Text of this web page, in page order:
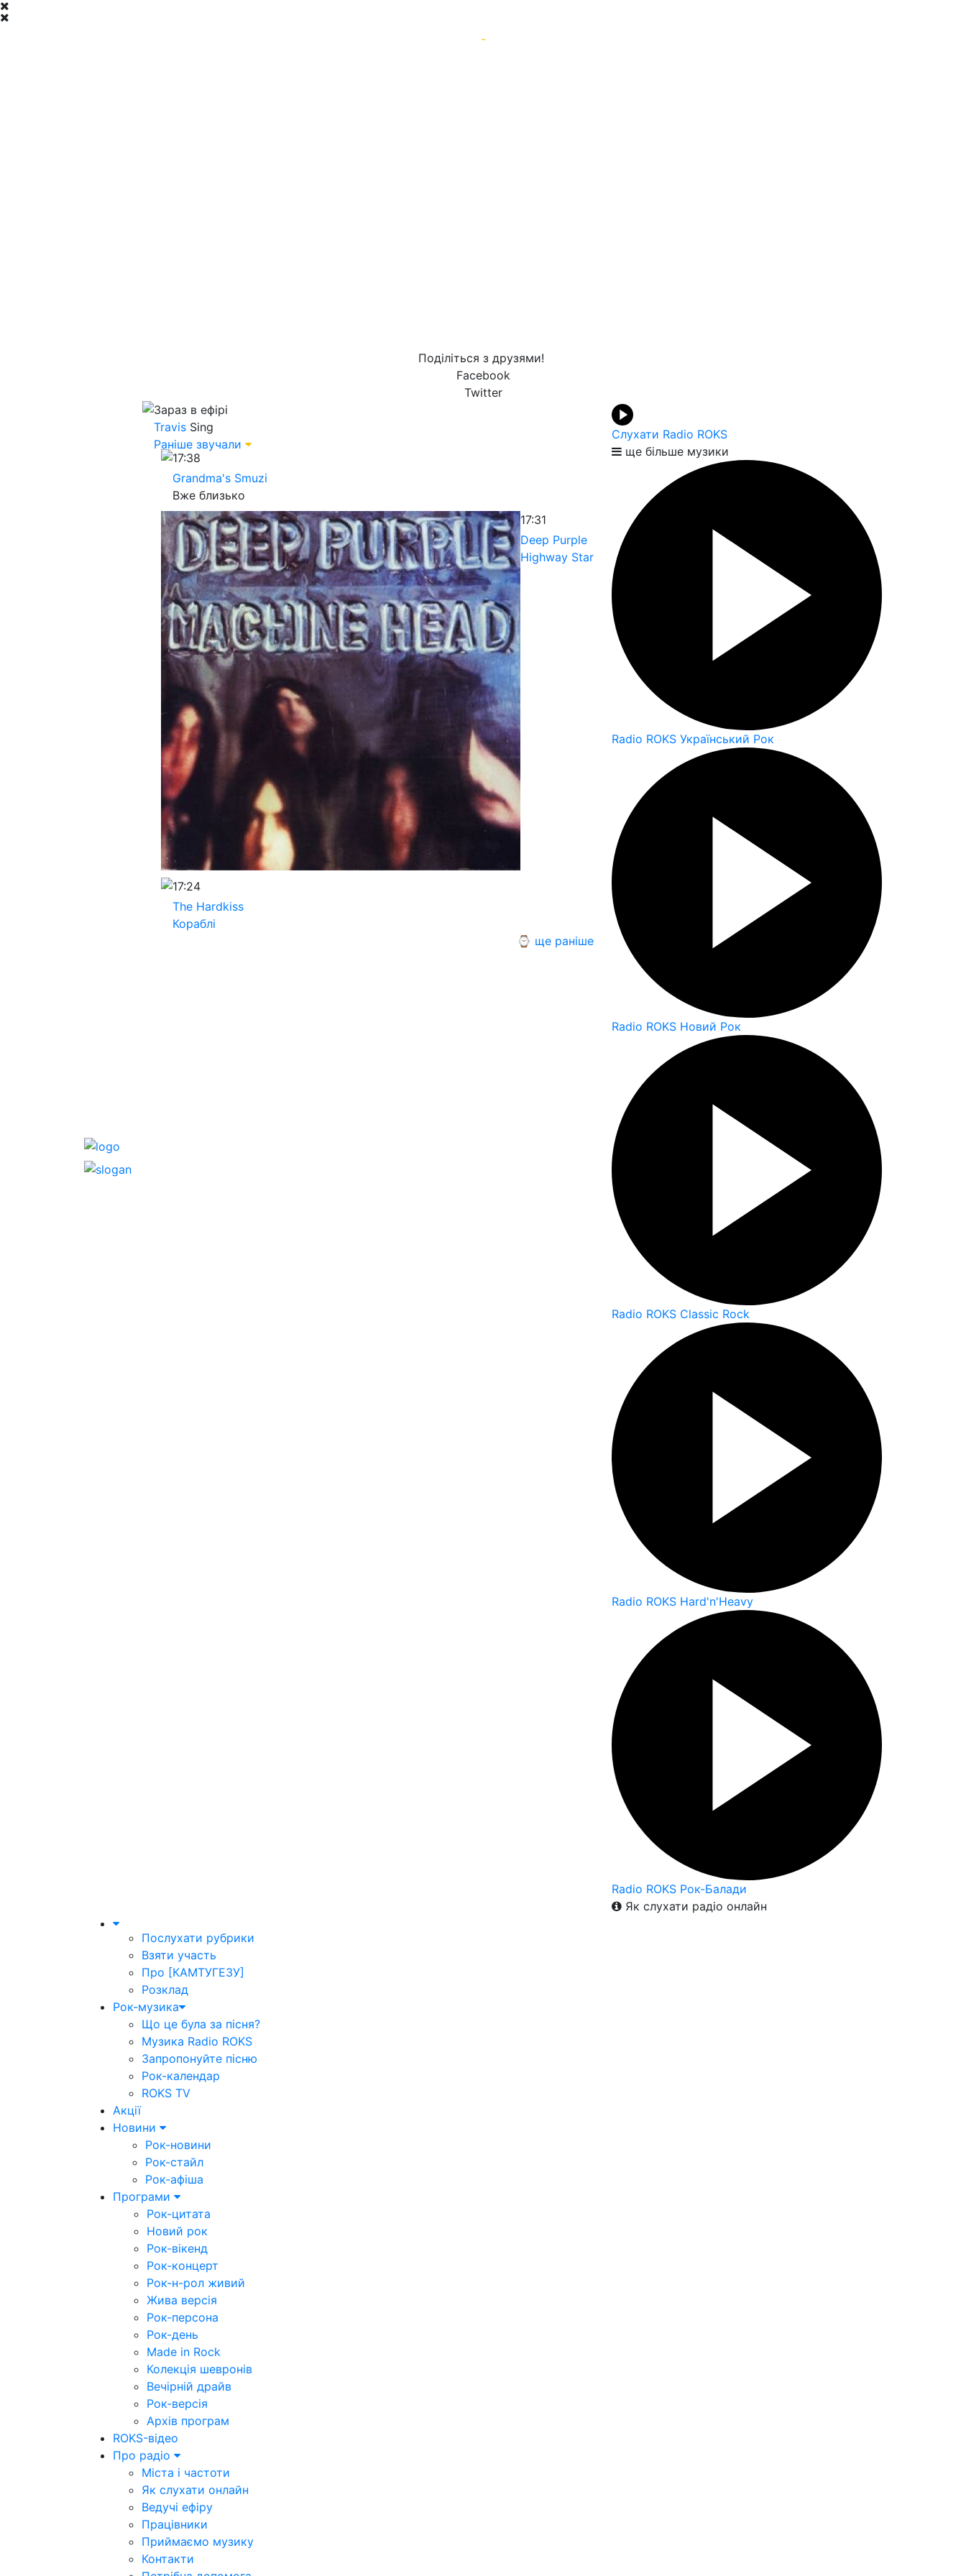
-
Поділіться з друзями!
Facebook
Twitter
Зараз в ефірі
Travis Sing
Раніше звучали
17:38
Grandma's Smuzi
Вже близько
17:31
Deep Purple
Highway Star
17:24
The Hardkiss
Кораблі
⌚ ще раніше
Слухати Radio ROKS
ще більше музики
Radio ROKS Український Рок
Radio ROKS Новий Рок
Radio ROKS Classic Rock
Radio ROKS Hard'n'Heavy
Radio ROKS Рок-Балади
Як слухати радіо онлайн
Послухати рубрики
Взяти участь
Про [КАМТУГЕЗУ]
Розклад
Рок-музика
Що це була за пісня?
Музика Radio ROKS
Запропонуйте пісню
Рок-календар
ROKS TV
Акції
Новини
Рок-новини
Рок-стайл
Рок-афіша
Програми
Рок-цитата
Новий рок
Рок-вікенд
Рок-концерт
Рок-н-рол живий
Жива версія
Рок-персона
Рок-день
Made in Rock
Колекція шевронів
Вечірній драйв
Рок-версія
Архів програм
ROKS-відео
Про радіо
Міста і частоти
Як слухати онлайн
Ведучі ефіру
Працівники
Приймаємо музику
Контакти